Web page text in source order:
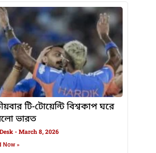
টি-টোয়েন্টি বিশ্বকাপ ঘরে
ভারত
March 8, 2026
Now »